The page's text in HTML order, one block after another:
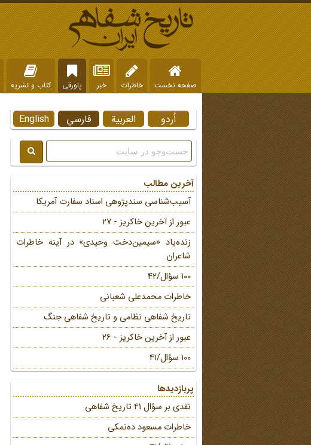
صفحه نخست خاطرات خبر پاورقی کتاب و نشریه
English فارسي العربية اُردو
آخرین مطالب
آسیب‌شناسی سندپژوهی اسناد سفارت آمریکا
عبور از آخرین خاکریز - 27
زنده‌یاد «سیمین‌دخت وحیدی» در آینه خاطرات
شاعران
100 سؤال/42
خاطرات محمد‌علی شعبانی
تاریخ شفاهی نظامی و تاریخ شفاهی جنگ
عبور از آخرین خاکریز - 26
100 سؤال/41
پربازدیدها
نقدی بر سؤال 41 تاریخ شفاهی
خاطرات مسعود ده‌نمکی